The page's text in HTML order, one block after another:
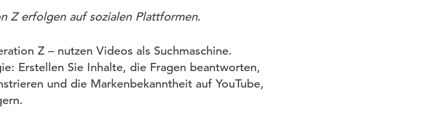
Z erfolgen auf sozialen Plattformen.
Z – nutzen Videos als Suchmaschine.
Erstellen Sie Inhalte, die Fragen beantworten,
und die Markenbekanntheit auf YouTube,